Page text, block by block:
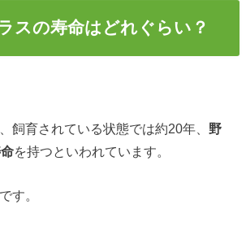
スの寿命はどれぐらい？
飼育されている状態では約20年、 野
を持つといわれています。
す。